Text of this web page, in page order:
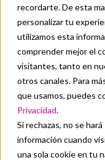
recordarte. De esta
personalizar tu
utilizamos esta
comprender mejor el
visitantes, tanto en
otros canales. Para
que usamos, puedes
Privacidad.
Si rechazas, no se
información cuando
una sola cookie en tu
PLATAFORMA
Software
Academic Software
oct 12, 2023